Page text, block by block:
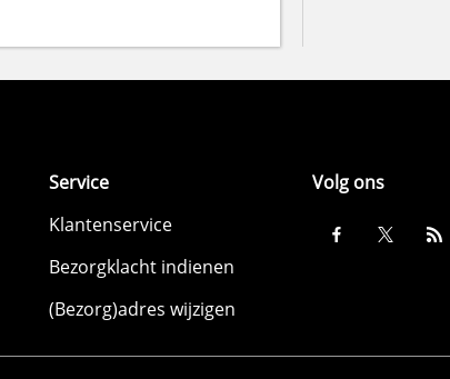
Service
Klantenservice
Bezorgklacht indienen
(Bezorg)adres wijzigen
Volg ons